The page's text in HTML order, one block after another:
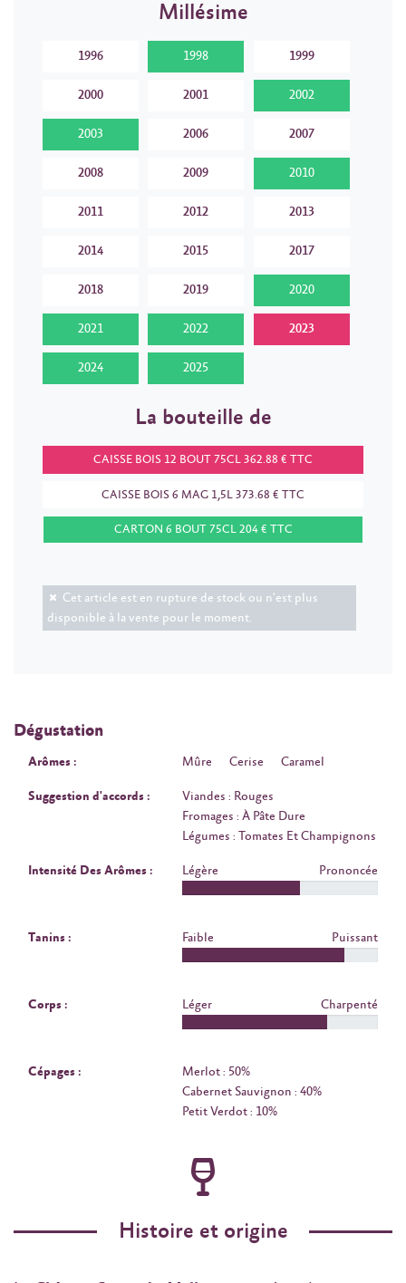
Millésime
1996 1998 1999
2000 2001 2002
2003 2006 2007
2008 2009 2010
2011 2012 2013
2014 2015 2017
2018 2019 2020
2021 2022 2023
2024 2025
La bouteille de
CAISSE BOIS 12 BOUT 75CL 362.88 € TTC
CAISSE BOIS 6 MAG 1,5L 373.68 € TTC
CARTON 6 BOUT 75CL 204 € TTC
Cet article est en rupture de stock ou n'est plus
disponible à la vente pour le moment.
Dégustation
Arômes : Mûre Cerise Caramel
Suggestion d'accords :
Viandes : Rouges
Fromages : À Pâte Dure
Légumes : Tomates Et Champignons
Intensité Des Arômes : Légère Prononcée
Tanins : Faible Puissant
Corps : Léger Charpenté
Cépages :
Merlot : 50%
Cabernet Sauvignon : 40%
Petit Verdot : 10%
Histoire et origine